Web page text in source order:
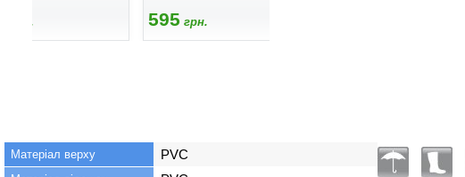
грн. 595 грн.
Матеріал верху PVC